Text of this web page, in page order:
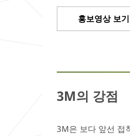
홍보영상 보기
3M의 강점
3M은 보다 앞선 접